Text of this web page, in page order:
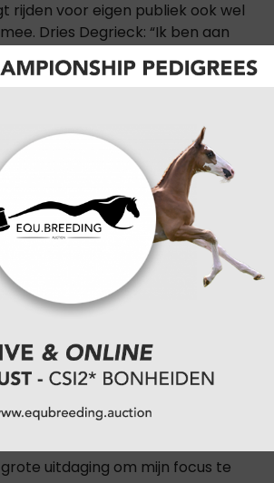
rijden voor eigen publiek ook wel
Dries Degrieck: “Ik ben aan
jong, maar het extra jaartje
up en wist iedereen die in
start komt al een te verslagen.
enorm naar uitkijk om op
het beste van mezelf te
het juist daar extra moeilijk zal
is er sowieso al enorm uitbundig.
Belgische menner binnenrijdt lijkt
ontploffen. De mensport wint aan
land. En onze fans zijn ook erg
de Nekkerhal aanwezig zijn en van
Daarnaast heb ook een uitgebreide
me elk jaar in grote getalen komt
is het, maar zelfs bij de
uitdaging om mijn focus te